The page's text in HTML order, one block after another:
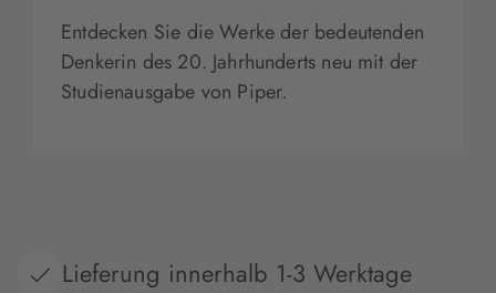
Entdecken Sie die Werke der bedeutenden
Denkerin des 20. Jahrhunderts neu mit der
Studienausgabe von Piper.
Lieferung innerhalb 1-3 Werktage